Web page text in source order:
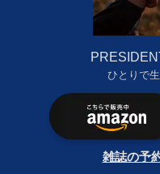
ひとりで
雑誌の予